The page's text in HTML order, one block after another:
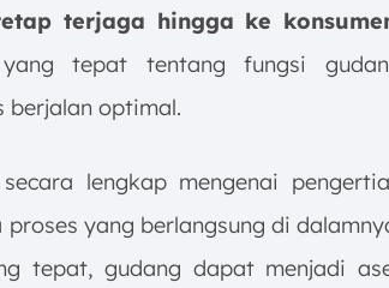
terjaga hingga ke
tepat tentang fungsi
berjalan optimal.
lengkap mengenai
yang berlangsung di
tepat, gudang dapat menjadi